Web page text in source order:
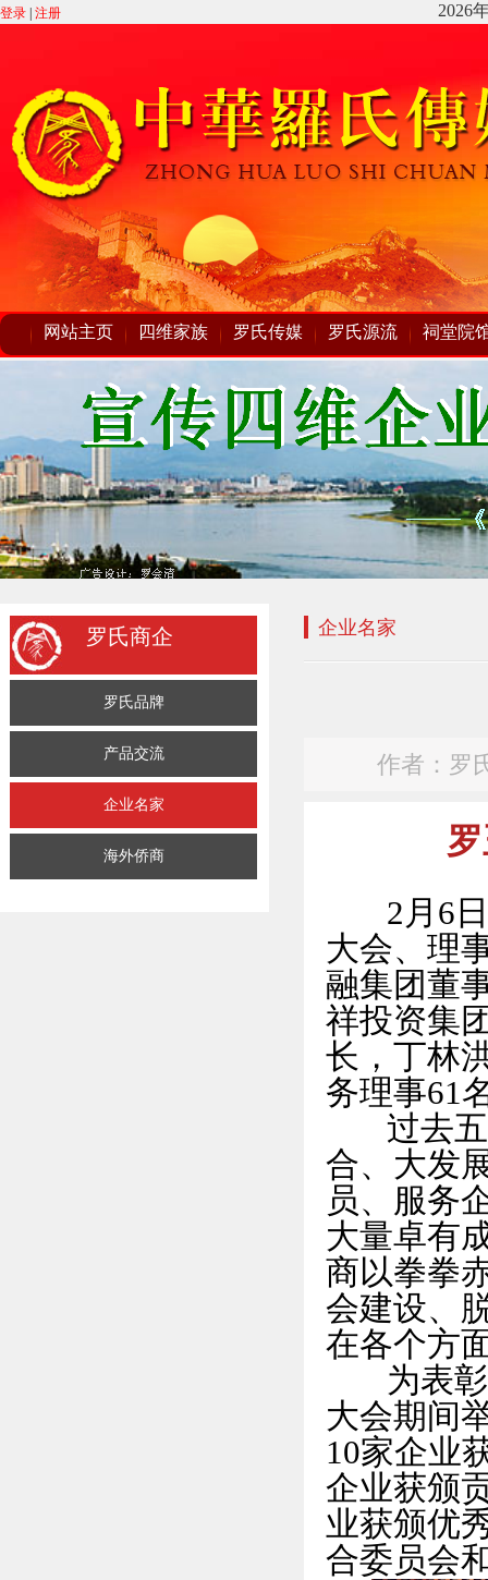
登录 注册
网站主页 四维家族 罗氏传媒 罗氏源流 祠堂院
罗氏商企
罗氏品牌
产品交流
企业名家
海外侨商
企业名家
作者：罗
2月6日
大会、理
融集团董
祥投资集
长，丁林
务理事61
过去五
合、大发
员、服务
大量卓有
商以拳拳
会建设、
在各个方
为表彰
大会期间
10家企业
企业获颁
业获颁优
合委员会